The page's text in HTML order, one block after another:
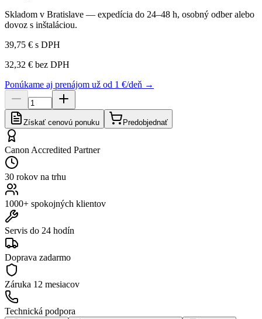
Skladom v Bratislave — expedícia do 24–48 h, osobný odber alebo
dovoz s inštaláciou.
39,75 € s DPH
32,32 € bez DPH
Ponúkame aj prenájom už od 1 €/deň →
Získať cenovú ponuku Predobjednať
Canon Accredited Partner
30 rokov na trhu
1000+ spokojných klientov
Servis do 24 hodín
Doprava zadarmo
Záruka 12 mesiacov
Technická podpora